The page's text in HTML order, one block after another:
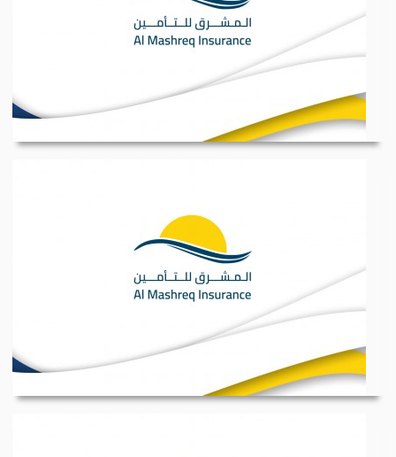
المسمى الوظيفي : محا...
المسمى الوظيفي : مبر...